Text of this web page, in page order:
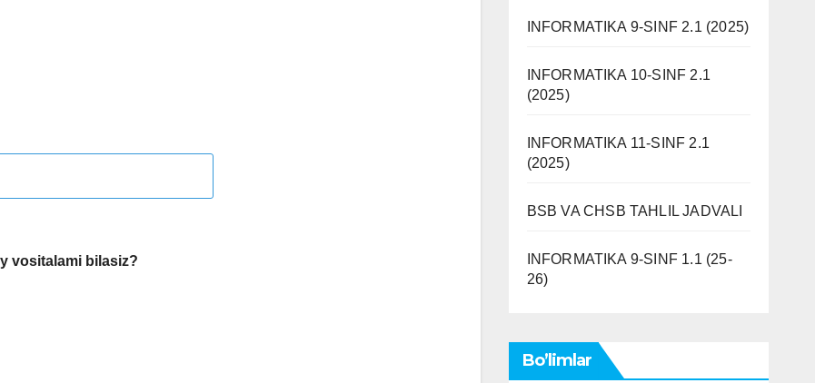
vositalami bilasiz?
INFORMATIKA 9-SINF 2.1 (2025)
INFORMATIKA 10-SINF 2.1
(2025)
INFORMATIKA 11-SINF 2.1
(2025)
BSB VA CHSB TAHLIL JADVALI
INFORMATIKA 9-SINF 1.1 (25-
26)
Bo’limlar